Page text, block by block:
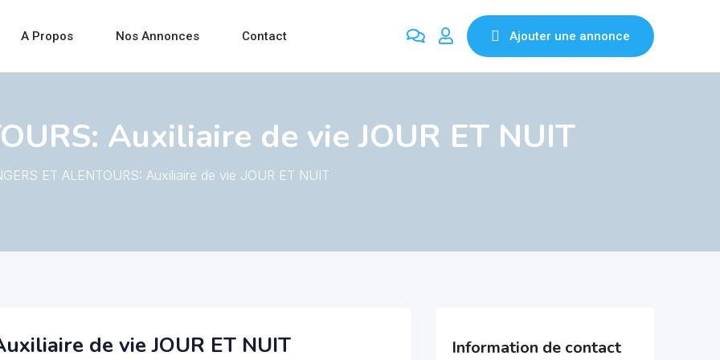
A Propos Nos Annonces Contact Ajouter une annonce
Auxiliaire de vie JOUR ET NUIT
ET ALENTOURS: Auxiliaire de vie JOUR ET NUIT
de vie JOUR ET NUIT Information de contact